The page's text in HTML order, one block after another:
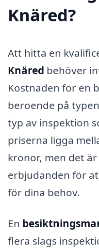
Knäred?
Att hitta en
Knäred behöver
Kostnaden för en
beroende på
typ av inspektion
priserna ligga
kronor, men det
erbjudanden för
för dina behov.
En
flera slags